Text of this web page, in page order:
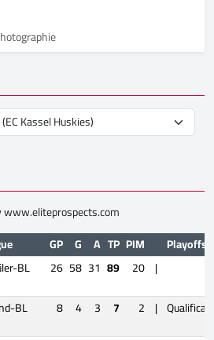
www.eliteprospects.com
GP G A TP PIM
Playoffs
BL 26 58 31 89 20 |
BL 8 4 3 7 2 |